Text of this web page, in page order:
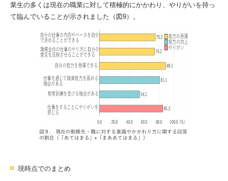
業生の多くは現在の職業に対して積極的にかかわり、やりがいを持っ
て臨んでいることが示されました（図9）。
現時点でのまとめ